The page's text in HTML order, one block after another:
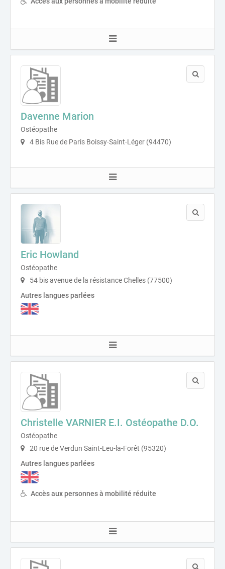
Davenne Marion
Ostéopathe
4 Bis Rue de Paris Boissy-Saint-Léger (94470)
Eric Howland
Ostéopathe
54 bis avenue de la résistance Chelles (77500)
Autres langues parlées
Christelle VARNIER E.I. Ostéopathe D.O.
Ostéopathe
20 rue de Verdun Saint-Leu-la-Forêt (95320)
Autres langues parlées
Accès aux personnes à mobilité réduite